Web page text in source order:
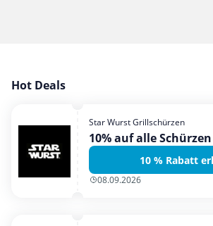
Garten, Haushalt & Tiere
Mobilfunk & Internet
Mode & Accessoires
Shopping
Hot Deals
Star Wurst Grillschürzen
10% auf alle Schürzen
10 % Rabatt
08.09.2026